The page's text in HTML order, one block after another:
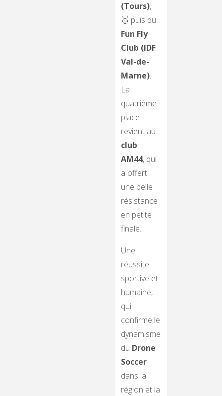
(Tours),
🥉 puis du
Fun Fly
Club (IDF
Val-de-
Marne).
La
quatrième
place
revient au
club
AM44, qui
a offert
une belle
résistance
en petite
finale.
Une
réussite
sportive et
humaine,
qui
confirme le
dynamisme
du Drone
Soccer
dans la
région et la